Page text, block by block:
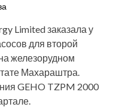
Limited заказала у
для второй
железорудном
Махараштра.
GEHO TZPM 2000